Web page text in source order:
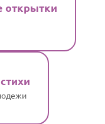
открытки